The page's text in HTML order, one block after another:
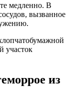
медленно. В
вызванное
участок
из